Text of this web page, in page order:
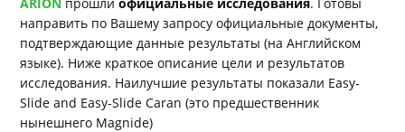
направить по Вашему запросу официальные документы,
подтверждающие данные результаты (на Английском
языке). Ниже краткое описание цели и результатов
исследования. Наилучшие результаты показали Easy-
Slide and Easy-Slide Caran (это предшественник
нынешнего Magnide)